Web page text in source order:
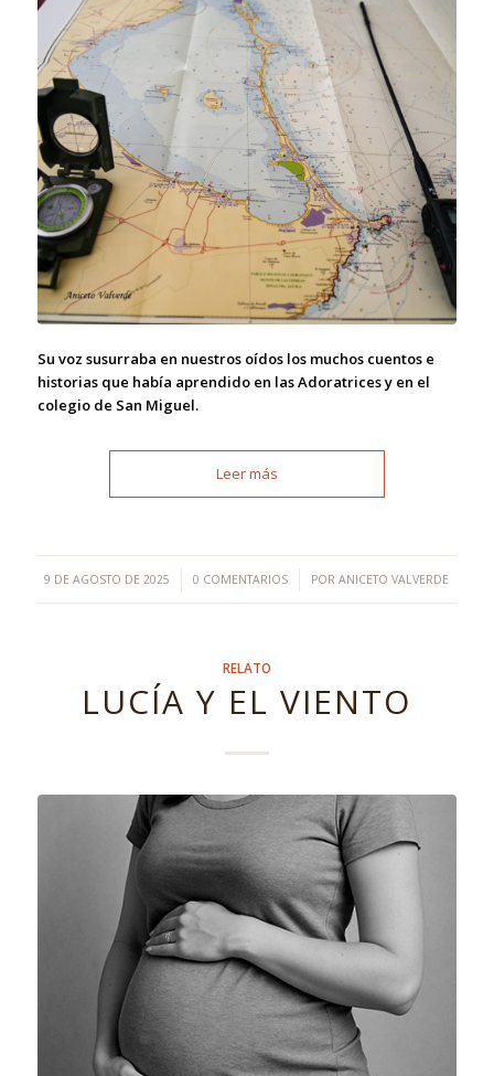
Su voz susurraba en nuestros oídos los muchos cuentos e
historias que había aprendido en las Adoratrices y en el
colegio de San Miguel.
Leer más
9 DE AGOSTO DE 2025
/ 0 COMENTARIOS
/ PORANICETO VALVERDE
RELATO
LUCÍA Y EL VIENTO